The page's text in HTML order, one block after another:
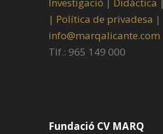
| Política de privadesa |
info@marqalicante.com
Tlf.: 965 149 000
Fundació CV MARQ